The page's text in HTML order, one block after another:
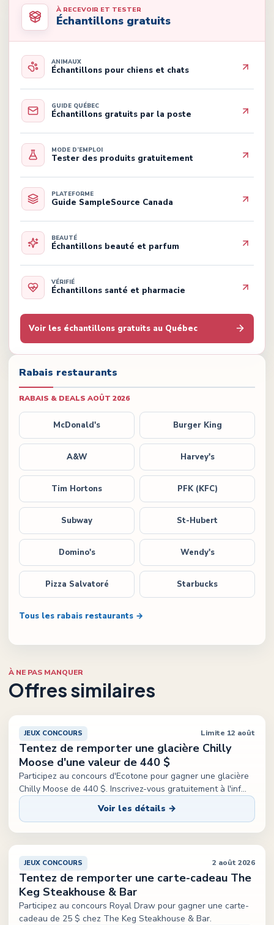
À RECEVOIR ET TESTER
Échantillons gratuits
ANIMAUX
Échantillons pour chiens et chats
GUIDE QUÉBEC
Échantillons gratuits par la poste
MODE D’EMPLOI
Tester des produits gratuitement
PLATEFORME
Guide SampleSource Canada
BEAUTÉ
Échantillons beauté et parfum
VÉRIFIÉ
Échantillons santé et pharmacie
Voir les échantillons gratuits au Québec
Rabais restaurants
RABAIS & DEALS AOÛT 2026
McDonald's Burger King
A&W Harvey's
Tim Hortons PFK (KFC)
Subway St-Hubert
Domino's Wendy's
Pizza Salvatoré Starbucks
Tous les rabais restaurants →
À NE PAS MANQUER
Offres similaires
JEUX CONCOURS Limite 12 août
Tentez de remporter une glacière Chilly
Moose d'une valeur de 440 $
Participez au concours d'Ecotone pour gagner une glacière
Chilly Moose de 440 $. Inscrivez-vous gratuitement à l'inf...
Voir les détails →
JEUX CONCOURS 2 août 2026
Tentez de remporter une carte-cadeau The
Keg Steakhouse & Bar
Participez au concours Royal Draw pour gagner une carte-
cadeau de 25 $ chez The Keg Steakhouse & Bar.